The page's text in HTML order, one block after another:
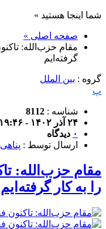
شما اینجا هستید »
صفحه اصلی »
گرفته‌ایم
گروه : بین الملل
پ
شناسه : 8112
۲۴ آذر ۱۴۰۲ - ۱۹:۴۶
۰ دیدگاه
ارسال توسط : پناهی
را به کار گرفته‌ایم